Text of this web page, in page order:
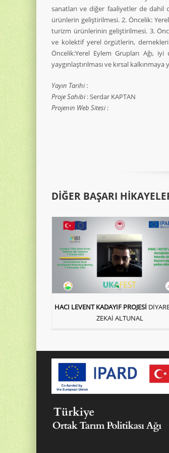
sanatları ve diğer faaliyetler de
ürünlerin geliştirilmesi. 2. Öncelik:
turizm ürünlerinin geliştirilmesi. 3.
ve kolektif yerel örgütlerin,
Öncelik:Yerel Eylem Grupları Ağı, iyi
yaygınlaştırılması ve kırsal
Yayın Tarihi:
Proje Sahibi: Serdar KAPTAN
Projenin Web Sitesi:
DIĞER BAŞARI
HACI LEVENT KADAYIF PROJESİ
ZEKAİ ALTUNAL